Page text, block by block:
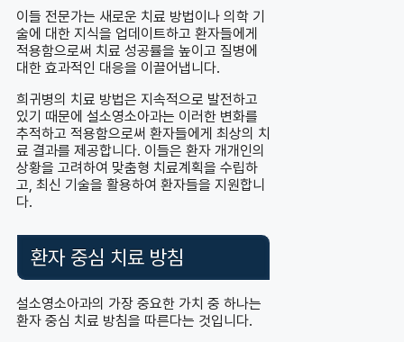
이들 전문가는 새로운 치료 방법이나 의학 기
술에 대한 지식을 업데이트하고 환자들에게
적용함으로써 치료 성공률을 높이고 질병에
대한 효과적인 대응을 이끌어냅니다.
희귀병의 치료 방법은 지속적으로 발전하고
있기 때문에 설소영소아과는 이러한 변화를
추적하고 적용함으로써 환자들에게 최상의 치
료 결과를 제공합니다. 이들은 환자 개개인의
상황을 고려하여 맞춤형 치료계획을 수립하
고, 최신 기술을 활용하여 환자들을 지원합니
다.
환자 중심 치료 방침
설소영소아과의 가장 중요한 가치 중 하나는
환자 중심 치료 방침을 따른다는 것입니다.